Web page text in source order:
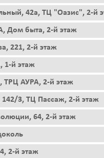
42а, ТЦ "Оазис", 2-й
Дом быта, 2-й этаж
221, 2-й этаж
1-й этаж
ТРЦ АУРА, 2-й этаж
3, ТЦ Пассаж, 2-й этаж
64, 2-й этаж
2-й этаж